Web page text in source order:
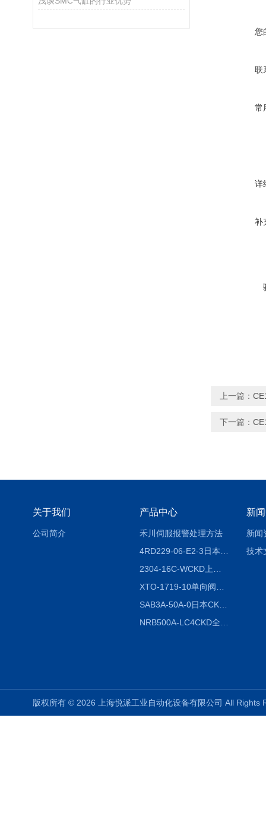
您
联
常
详
补
上一篇：
下一篇：
关于我们
公司简介
产品中心
禾川伺服报警处理方法
SAB3A-50A-0日本CKD全国授权代理
新
新闻
技术
版权所有 © 2026 上海悦派工业自动化设备有限公司 All